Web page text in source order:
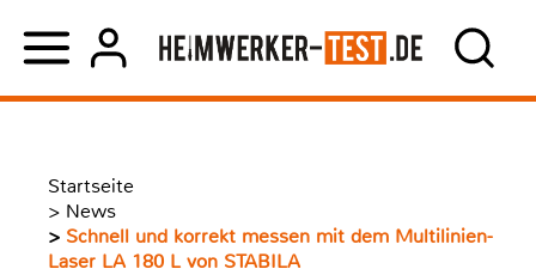
Startseite
> News
> Schnell und korrekt messen mit dem Multilinien-
Laser LA 180 L von STABILA